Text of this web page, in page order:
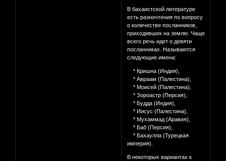
В бахаистской литературе
есть разночтения по вопросу
о количестве посланников,
приходивших на землю. Чаще
всего речь идет о девяти
посланниках. Называются
следующие имена:
* Кришна (Индия),
* Авраам (Палестина),
* Моисей (Палестина),
* Зороастр (Персия),
* Будда (Индия),
* Иисус (Палестина),
* Мухаммад (Аравия),
* Баб (Персия),
* Бахаулла (Турецкая
империя).
В некоторых вариантах к